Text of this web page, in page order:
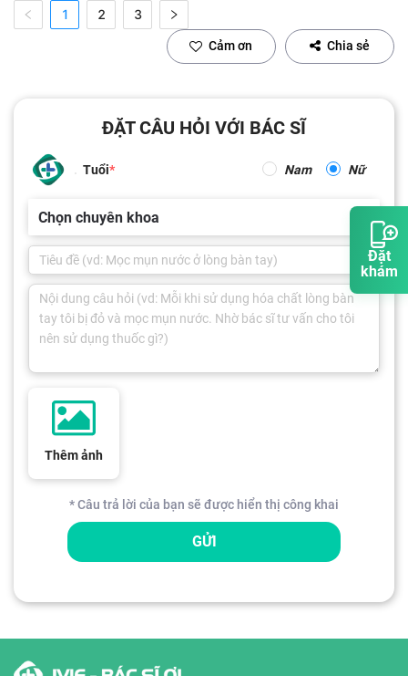
Đặt
khám
1 2 3
Cảm ơn Chia sẻ
ĐẶT CÂU HỎI VỚI BÁC SĨ
Tuổi Nam Nữ
Chọn chuyên khoa
Thêm ảnh
* Câu trả lời của bạn sẽ được hiển thị công khai
GỬI